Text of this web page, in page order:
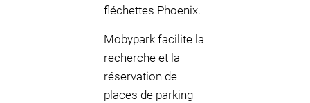
fléchettes Phoenix.
Mobypark facilite la
recherche et la
réservation de
places de parking